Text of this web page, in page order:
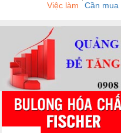
Việc làm Cần mua